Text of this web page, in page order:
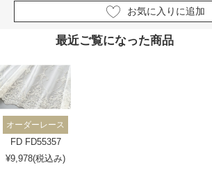
お気に入りに追加
最近ご覧になった商品
オーダーレース
FD FD55357
¥9,978(税込み)